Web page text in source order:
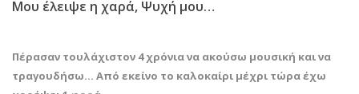
Μου έλειψε η χαρά, Ψυχή μου…
Πέρασαν τουλάχιστον 4 χρόνια να ακούσω μουσική και να
τραγουδήσω… Από εκείνο το καλοκαίρι μέχρι τώρα έχω